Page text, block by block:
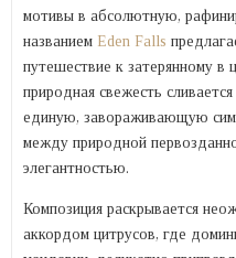
мотивы в абсолютную,
названием Eden Falls
путешествие к затерянному
природная свежесть
единую, завораживающую
между природной
элегантностью.
Композиция раскрывается
аккордом цитрусов, где